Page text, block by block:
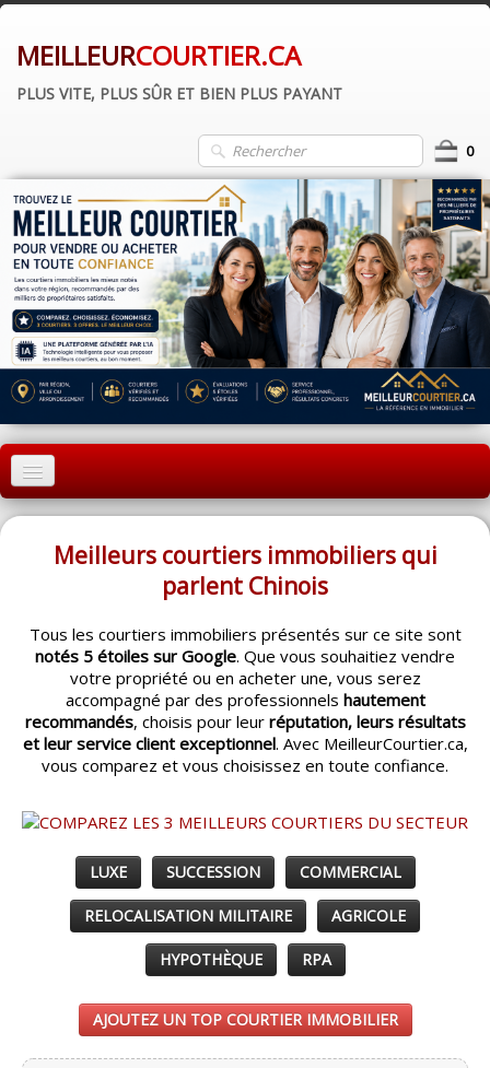
MEILLEURCOURTIER.CA
PLUS VITE, PLUS SÛR ET BIEN PLUS PAYANT
0
ACCUEIL
MONTRÉAL
LAVAL
RÉGIONS▼
CATÉGORIES▼
ESPACE COURTIER▼
Meilleurs courtiers immobiliers qui
parlent Chinois
Tous les courtiers immobiliers présentés sur ce site sont
notés 5 étoiles sur Google. Que vous souhaitiez vendre
votre propriété ou en acheter une, vous serez
accompagné par des professionnels hautement
recommandés, choisis pour leur réputation, leurs résultats
et leur service client exceptionnel. Avec MeilleurCourtier.ca,
vous comparez et vous choisissez en toute confiance.
LUXE SUCCESSION COMMERCIAL
RELOCALISATION MILITAIRE AGRICOLE
HYPOTHÈQUE RPA
AJOUTEZ UN TOP COURTIER IMMOBILIER